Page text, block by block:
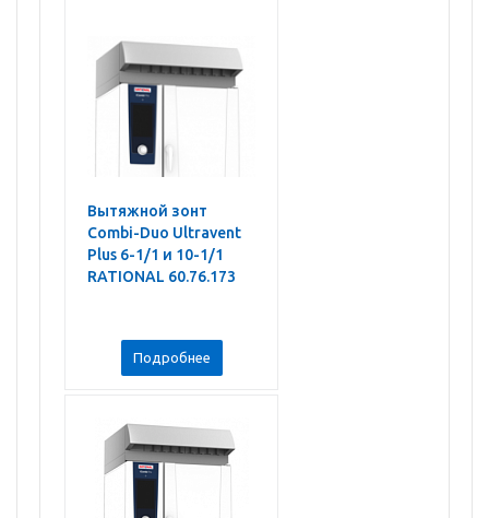
Вытяжной зонт
Combi-Duo Ultravent
Plus 6-1/1 и 10-1/1
RATIONAL 60.76.173
Подробнее